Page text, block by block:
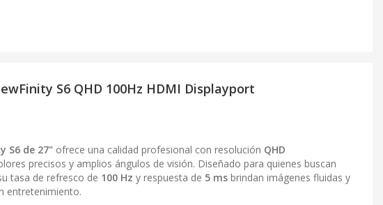
S6 QHD 100Hz HDMI Displayport
S6 de 27" ofrece una calidad profesional con resolución QHD
precisos y amplios ángulos de visión. Diseñado para quienes buscan
tasa de refresco de 100 Hz y respuesta de 5 ms brindan imágenes fluidas y
entretenimiento.